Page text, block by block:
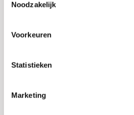
Noodzakelijk
Voorkeuren
Statistieken
Marketing
Bretel bevestiging
EAN